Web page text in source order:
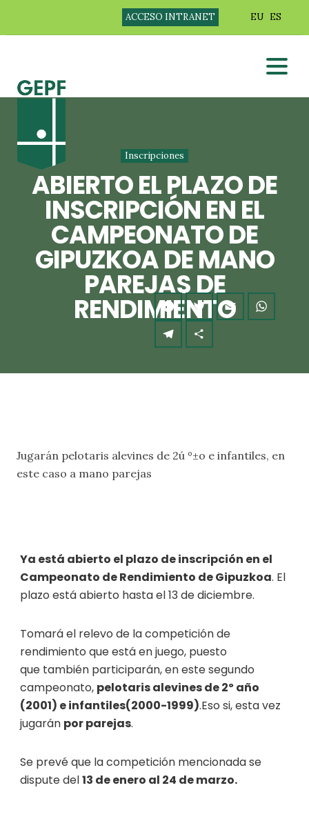
ACCESO INTRANET EU ES
Inscripciones
ABIERTO EL PLAZO DE
INSCRIPCIÓN EN EL
CAMPEONATO DE
GIPUZKOA DE MANO
PAREJAS DE
RENDIMIENTO
Jugarán pelotaris alevines de 2ú º±o e infantiles, en
este caso a mano parejas
Ya está abierto el plazo de inscripción en el
Campeonato de Rendimiento de Gipuzkoa. El
plazo está abierto hasta el 13 de diciembre.
Tomará el relevo de la competición de
rendimiento que está en juego, puesto
que también participarán, en este segundo
campeonato, pelotaris alevines de 2º año
(2001) e infantiles(2000-1999).Eso si, esta vez
jugarán por parejas.
Se prevé que la competición mencionada se
dispute del13 de enero al 24 de marzo.